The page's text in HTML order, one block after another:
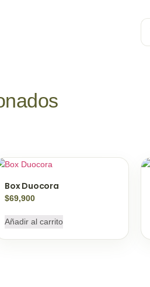
Box Duocora
$69,900
Añadir al carrito